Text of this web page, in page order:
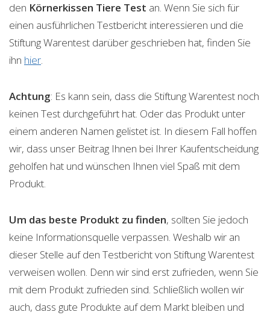
den Körnerkissen Tiere Test an. Wenn Sie sich für
einen ausführlichen Testbericht interessieren und die
Stiftung Warentest darüber geschrieben hat, finden Sie
ihn hier.
Achtung: Es kann sein, dass die Stiftung Warentest noch
keinen Test durchgeführt hat. Oder das Produkt unter
einem anderen Namen gelistet ist. In diesem Fall hoffen
wir, dass unser Beitrag Ihnen bei Ihrer Kaufentscheidung
geholfen hat und wünschen Ihnen viel Spaß mit dem
Produkt.
Um das beste Produkt zu finden, sollten Sie jedoch
keine Informationsquelle verpassen. Weshalb wir an
dieser Stelle auf den Testbericht von Stiftung Warentest
verweisen wollen. Denn wir sind erst zufrieden, wenn Sie
mit dem Produkt zufrieden sind. Schließlich wollen wir
auch, dass gute Produkte auf dem Markt bleiben und